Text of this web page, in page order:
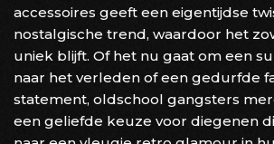
accessoires geeft een eigentijdse
nostalgische trend, waardoor het
uniek blijft. Of het nu gaat om een
naar het verleden of een gedurfde
statement, oldschool gangsters
een geliefde keuze voor diegenen